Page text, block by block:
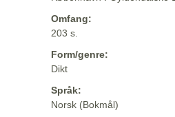
Omfang:
203 s.
Form/genre:
Dikt
Språk:
Norsk (Bokmål)